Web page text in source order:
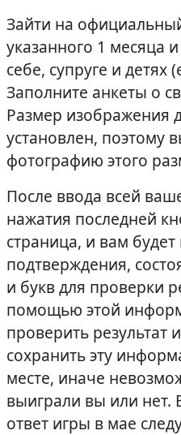
Зайти на
указанного 1 месяца
себе, супруге и детях
Заполните анкеты о
Размер изображения
установлен, поэтому
фотографию этого
После ввода всей
нажатия последней
страница, и вам
подтверждения,
и букв для проверки
помощью этой
проверить
сохранить эту
месте, иначе
выиграли вы или
ответ игры в мае